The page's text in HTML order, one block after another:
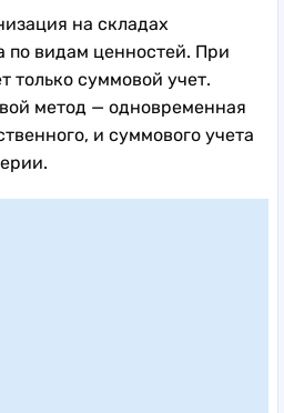
на складах
по видам ценностей. При
только суммовой учет.
метод — одновременная
и суммового учета